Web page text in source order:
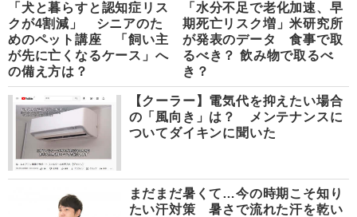
「犬と暮らすと認知症リス
クが4割減」 シニアのた
めのペット講座 「飼い主
が先に亡くなるケース」へ
の備え方は？
「水分不足で老化加速、早
期死亡リスク増」米研究所
が発表のデータ 食事で取
るべき？ 飲み物で取るべ
き？
【クーラー】電気代を抑えたい場合
の「風向き」は？ メンテナンスに
ついてダイキンに聞いた
まだまだ暑くて…今の時期こそ知り
たい汗対策 暑さで流れた汗を乾い